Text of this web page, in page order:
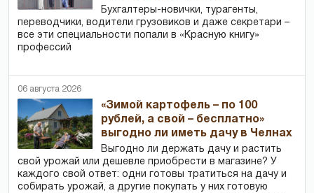
Бухгалтеры-новички, тур­агенты,
переводчики, водители грузовиков и даже секретари –
все эти специальности попали в «Красную книгу»
профессий
06 августа 2026
«Зимой картофель – по 100
рублей, а свой – бесплатно»
выгодно ли иметь дачу в Челнах
Выгодно ли держать дачу и растить
свой урожай или дешевле приобрести в магазине? У
каждого свой ответ: одни готовы тратиться на дачу и
собирать урожай, а другие покупать у них готовую